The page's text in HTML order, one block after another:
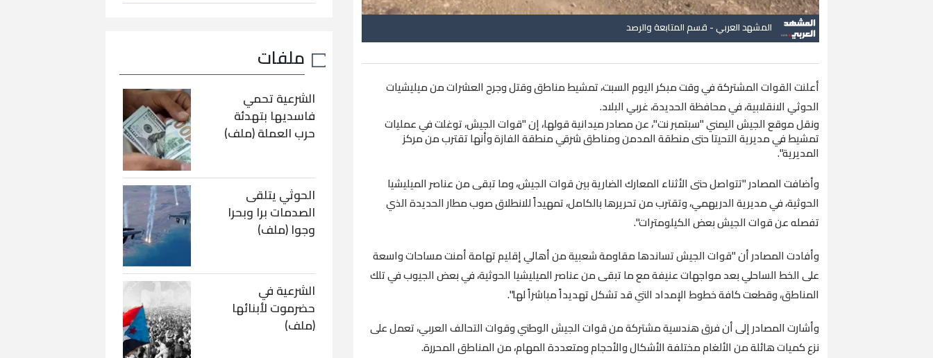
المشهد العربي - قسم المتابعة والرصد
أعلنت القوات المشتركة في وقت مبكر اليوم السبت، تمشيط مناطق وقتل وجرح العشرات من ميليشيات
الحوثي الانقلابية، في محافظة الحديدة، غربي البلاد.
ونقل موقع الجيش اليمني "سبتمبر نت"، عن مصادر ميدانية قولها، إن "قوات الجيش، توغلت في عمليات
تمشيط في مديرية التحيتا حتى منطقة المدمن ومناطق شرقي منطقة الفازة وأنها تقترب من مركز
المديرية".
وأضافت المصادر "تتواصل حتى الأثناء المعارك الضارية بين قوات الجيش، وما تبقى من عناصر الميليشيا
الحوثية، في مديرية الدريهمي، وتقترب من تحريرها بالكامل، تمهيداً للانطلاق صوب مطار الحديدة الذي
تفصله عن قوات الجيش بعض الكيلومترات".
وأفادت المصادر أن "قوات الجيش تساندها مقاومة شعبية من أهالي إقليم تهامة أمنت مساحات واسعة
على الخط الساحلي بعد مواجهات عنيفة مع ما تبقى من عناصر الميليشيا الحوثية، في بعض الجيوب في تلك
المناطق، وقطعت كافة خطوط الإمداد التي قد تشكل تهديداً مباشراً لها".
وأشارت المصادر إلى أن فرق هندسية مشتركة من قوات الجيش الوطني وقوات التحالف العربي، تعمل على
نزع كميات هائلة من الألغام مختلفة الأشكال والأحجام ومتعددة المهام، من المناطق المحررة.
ملفات
الشرعية تحمي
فاسديها بتهدئة
حرب العملة (ملف)
الحوثي يتلقى
الصدمات برا وبحرا
وجوا (ملف)
الشرعية في
حضرموت لأبنائها
(ملف)